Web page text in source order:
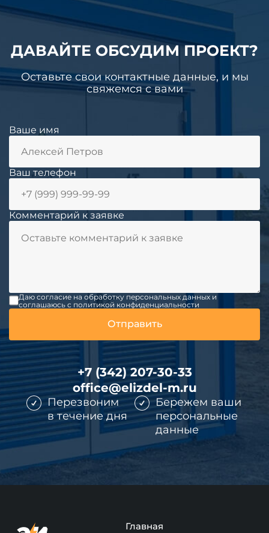
ДАВАЙТЕ ОБСУДИМ ПРОЕКТ?
Оставьте свои контактные данные, и мы
свяжемся с вами
Ваше имя
Ваш телефон
Комментарий к заявке
Даю согласие на обработку персональных данных и
соглашаюсь c политикой конфиденциальности
+7 (342) 207-30-33
office@elizdel-m.ru
Перезвоним
в течение дня
Бережем ваши
персональные
данные
Главная